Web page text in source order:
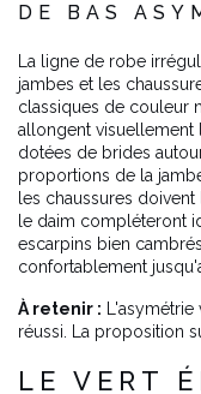
DE BAS
La ligne de robe
jambes et les
classiques de couleur
allongent visuellement
dotées de brides
proportions de la
les chaussures
le daim compléteront
escarpins bien
confortablement
À retenir :
réussi. La proposition
LE VERT